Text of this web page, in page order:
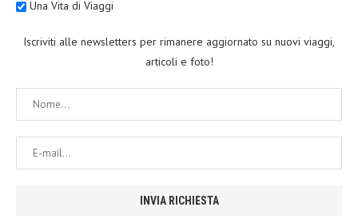
Una Vita di Viaggi
Iscriviti alle newsletters per rimanere aggiornato su nuovi viaggi,
articoli e foto!